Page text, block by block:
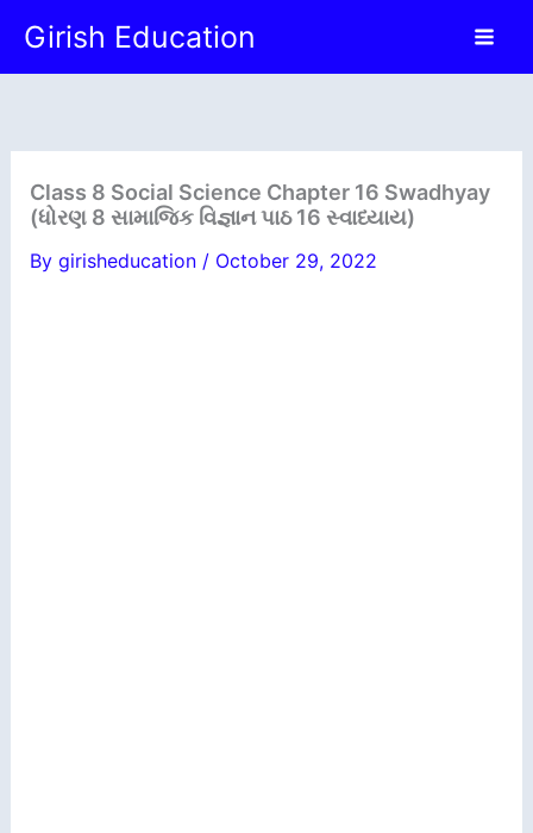
content
Girish Education
Class 8 Social Science Chapter 16 Swadhyay
(ધોરણ 8 સામાજિક વિજ્ઞાન પાઠ 16 સ્વાધ્યાય)
By girisheducation / October 29, 2022